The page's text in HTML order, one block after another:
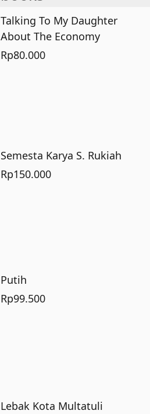
Talking To My Daughter
About The Economy
Rp80.000
Semesta Karya S. Rukiah
Rp150.000
Putih
Rp99.500
Lebak Kota Multatuli